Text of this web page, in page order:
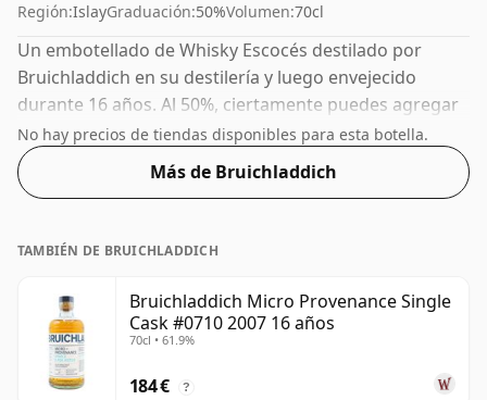
Región:IslayGraduación:50%Volumen:70cl
Un embotellado de Whisky Escocés destilado por
Bruichladdich en su destilería y luego envejecido
durante 16 años. Al 50%, ciertamente puedes agregar
una o dos gotas de agua decente a este whisky para
realzar la textura y abrir el espíritu.
No hay precios de tiendas disponibles para esta botella.
Más de Bruichladdich
TAMBIÉN DE BRUICHLADDICH
Bruichladdich Micro Provenance Single
Cask #0710 2007 16 años
70cl • 61.9%
184 € ?